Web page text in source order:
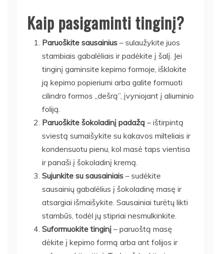
Kaip pasigaminti tinginį?
Paruoškite sausainius – sulaužykite juos
stambiais gabalėliais ir padėkite į šalį. Jei
tinginį gaminsite kepimo formoje, išklokite
ją kepimo popieriumi arba galite formuoti
cilindro formos „dešrą”, įvyniojant į aliuminio
foliją.
Paruoškite šokoladinį padažą – ištirpintą
sviestą sumaišykite su kakavos milteliais ir
kondensuotu pienu, kol masė taps vientisa
ir panaši į šokoladinį kremą.
Sujunkite su sausainiais – sudėkite
sausainių gabalėlius į šokoladinę masę ir
atsargiai išmaišykite. Sausainiai turėtų likti
stambūs, todėl jų stipriai nesmulkinkite.
Suformuokite tinginį – paruoštą masę
dėkite į kepimo formą arba ant folijos ir